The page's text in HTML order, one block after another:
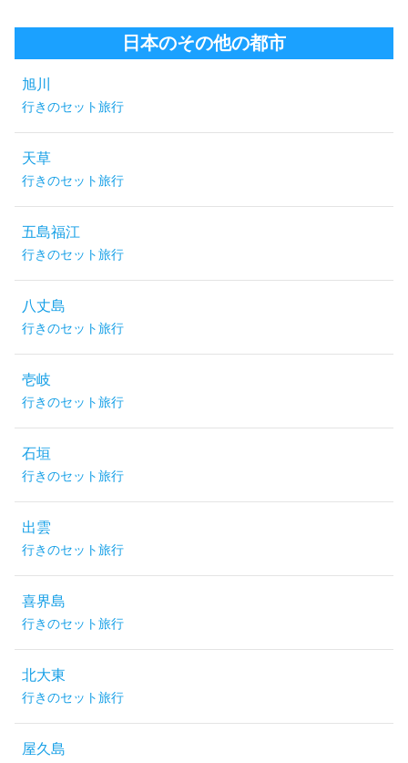
日本のその他の都市
旭川
行きのセット旅行
天草
行きのセット旅行
五島福江
行きのセット旅行
八丈島
行きのセット旅行
壱岐
行きのセット旅行
石垣
行きのセット旅行
出雲
行きのセット旅行
喜界島
行きのセット旅行
北大東
行きのセット旅行
屋久島